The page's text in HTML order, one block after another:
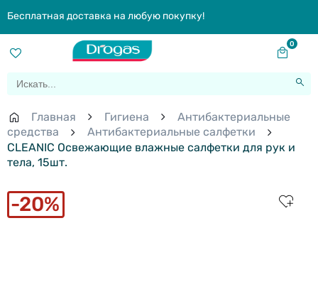
Бесплатная доставка на любую покупку!
0
Главная Гигиена
Антибактериальные
средства
Антибактериальные салфетки
CLEANIC Освежающие влажные салфетки для рук и
тела, 15шт.
20%